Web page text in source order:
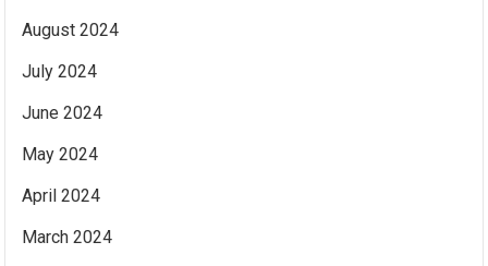
August 2024
July 2024
June 2024
May 2024
April 2024
March 2024